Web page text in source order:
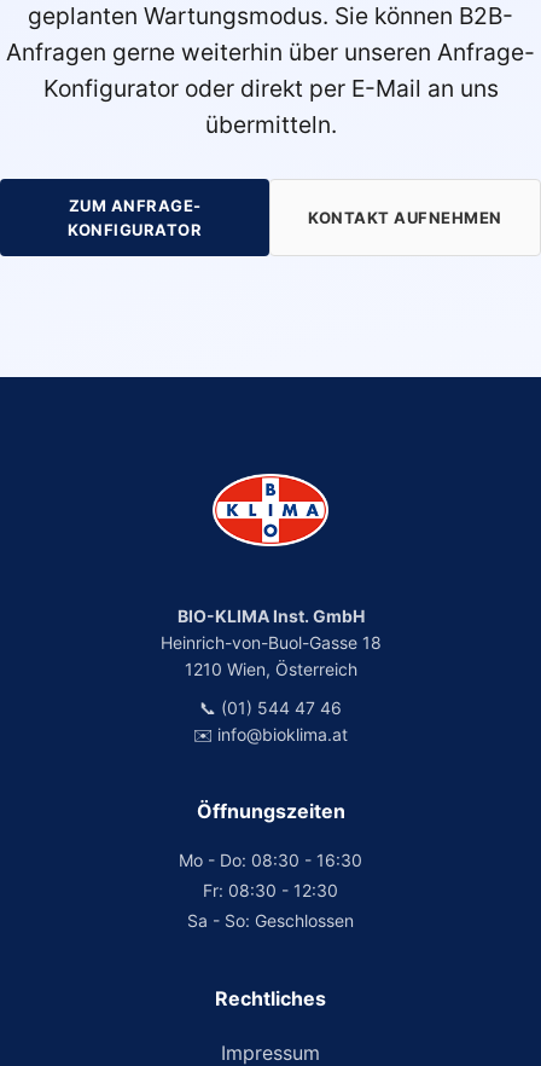
geplanten Wartungsmodus. Sie können B2B-
Anfragen gerne weiterhin über unseren Anfrage-
Konfigurator oder direkt per E-Mail an uns
übermitteln.
ZUM ANFRAGE-
KONFIGURATOR
KONTAKT AUFNEHMEN
BIO-KLIMA Inst. GmbH
Heinrich-von-Buol-Gasse 18
1210 Wien, Österreich
📞 (01) 544 47 46
✉️ info@bioklima.at
Öffnungszeiten
Mo - Do: 08:30 - 16:30
Fr: 08:30 - 12:30
Sa - So: Geschlossen
Rechtliches
Impressum